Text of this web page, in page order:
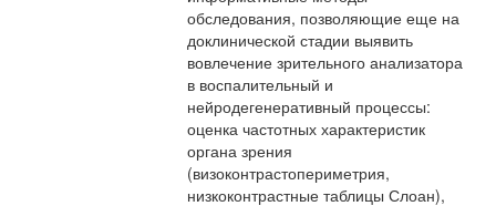
обследования, позволяющие еще на
доклинической стадии выявить
вовлечение зрительного анализатора
в воспалительный и
нейродегенеративный процессы:
оценка частотных характеристик
органа зрения
(визоконтрастопериметрия,
низкоконтрастные таблицы Слоан),